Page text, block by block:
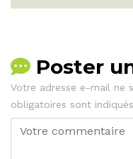
Poster
Votre adresse e-mail ne
obligatoires sont